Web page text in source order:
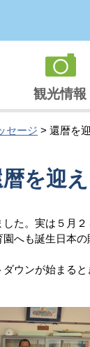
観光情報
セージ > 還暦を
を迎
た。実は５月２
へも誕生日本
ウンが始まる